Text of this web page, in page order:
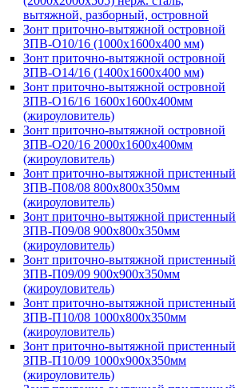
вытяжной, разборный, островной
Зонт приточно-вытяжной островной
ЗПВ-О10/16 (1000х1600х400 мм)
Зонт приточно-вытяжной островной
ЗПВ-О14/16 (1400х1600х400 мм)
Зонт приточно-вытяжной островной
ЗПВ-О16/16 1600х1600х400мм
(жироуловитель)
Зонт приточно-вытяжной островной
ЗПВ-О20/16 2000х1600х400мм
(жироуловитель)
Зонт приточно-вытяжной пристенный
ЗПВ-П08/08 800х800х350мм
(жироуловитель)
Зонт приточно-вытяжной пристенный
ЗПВ-П09/08 900х800х350мм
(жироуловитель)
Зонт приточно-вытяжной пристенный
ЗПВ-П09/09 900х900х350мм
(жироуловитель)
Зонт приточно-вытяжной пристенный
ЗПВ-П10/08 1000х800х350мм
(жироуловитель)
Зонт приточно-вытяжной пристенный
ЗПВ-П10/09 1000х900х350мм
(жироуловитель)